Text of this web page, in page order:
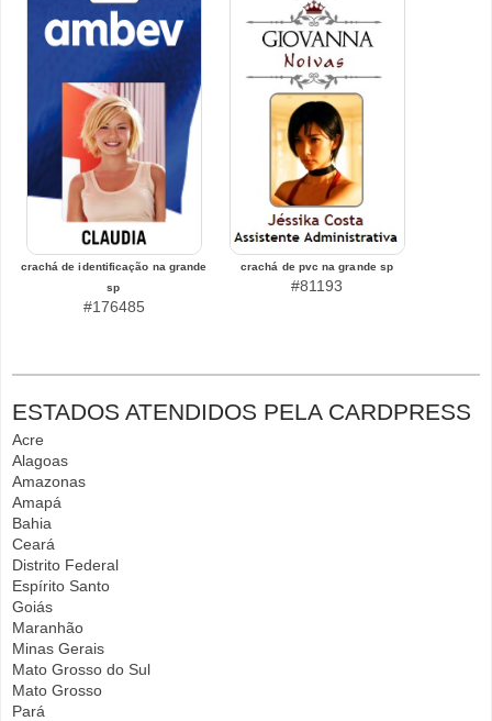
crachá de identificação na grande
sp
#176485
crachá de pvc na grande sp
#81193
ESTADOS ATENDIDOS PELA CARDPRESS
Acre
Alagoas
Amazonas
Amapá
Bahia
Ceará
Distrito Federal
Espírito Santo
Goiás
Maranhão
Minas Gerais
Mato Grosso do Sul
Mato Grosso
Pará